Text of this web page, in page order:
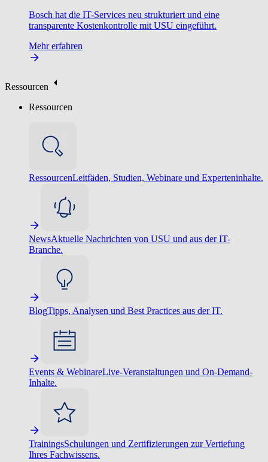
Bosch hat die IT-Services neu strukturiert und eine
transparente Kostenkontrolle mit USU eingeführt.
Mehr erfahren
Ressourcen
Ressourcen
RessourcenLeitfäden, Studien, Webinare und Experteninhalte.
NewsAktuelle Nachrichten von USU und aus der IT-
Branche.
BlogTipps, Analysen und Best Practices aus der IT.
Events & WebinareLive-Veranstaltungen und On-Demand-
Inhalte.
TrainingsSchulungen und Zertifizierungen zur Vertiefung
Ihres Fachwissens.